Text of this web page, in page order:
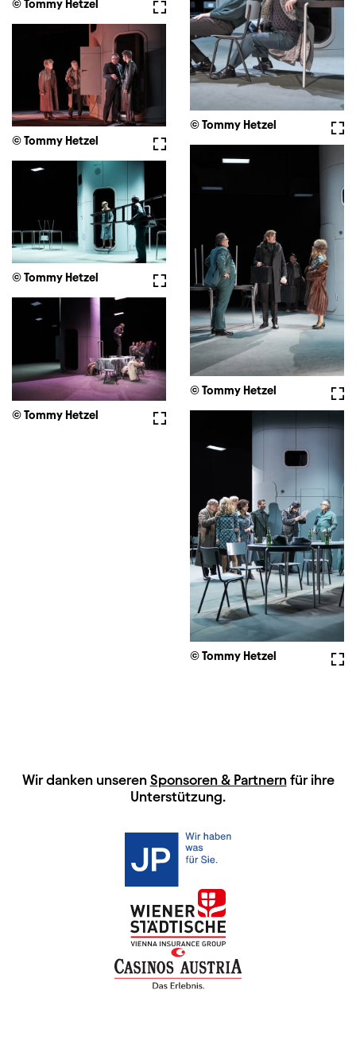
© Tommy Hetzel
Vollbild
© Tommy Hetzel
Vollbild
© Tommy Hetzel
© Tommy Hetzel
Vollbild
© Tommy Hetzel
Vollbild
© Tommy Hetzel
© Tommy Hetzel
HAUPTSPONSOREN
Wir danken unseren Sponsoren & Partnernfür ihre
Unterstützung.